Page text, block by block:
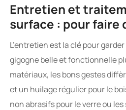
Entretien et
surface : pour faire
L’entretien est la clé pour
gigogne belle et fonctionnelle
matériaux, les bons gestes
et un huilage régulier pour le
non abrasifs pour le verre ou